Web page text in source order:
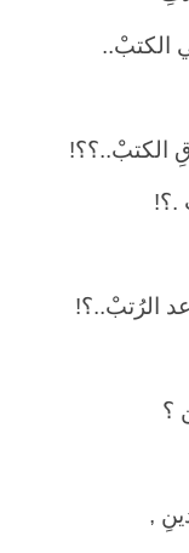
.؟!
؟
,